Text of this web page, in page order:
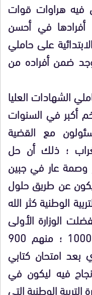
فيه هراوات قوات
أفرادها في أحسن
على حاملي
ضمن أفراده من
الشهادات العليا
أكبر في السنوات
مع القضية
؛ ذلك أن حل
وصمة عار في جبين
عن طريق حلول
الوطنية كثر الله
3000 عاطل تفضلت الوزارة الأولى
بتكليف وزارة التربية بتوظيف 1000 ؛ منهم 900
الإداري بعد امتحان كتابي
فيه ليكون في
الوطنية التي